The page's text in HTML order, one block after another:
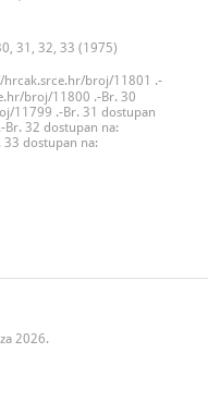
31, 32, 33 (1975)
hrcak.srce.hr/broj/11801 .-
broj/11800 .-Br. 30
11799 .-Br. 31 dostupan
32 dostupan na:
dostupan na:
2026.